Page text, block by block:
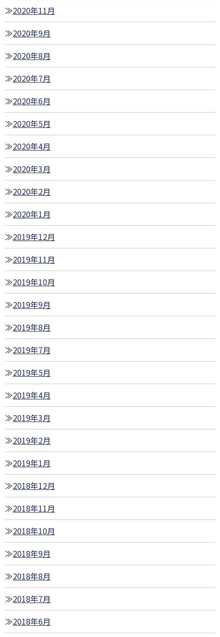
2020年11月
2020年9月
2020年8月
2020年7月
2020年6月
2020年5月
2020年4月
2020年3月
2020年2月
2020年1月
2019年12月
2019年11月
2019年10月
2019年9月
2019年8月
2019年7月
2019年5月
2019年4月
2019年3月
2019年2月
2019年1月
2018年12月
2018年11月
2018年10月
2018年9月
2018年8月
2018年7月
2018年6月